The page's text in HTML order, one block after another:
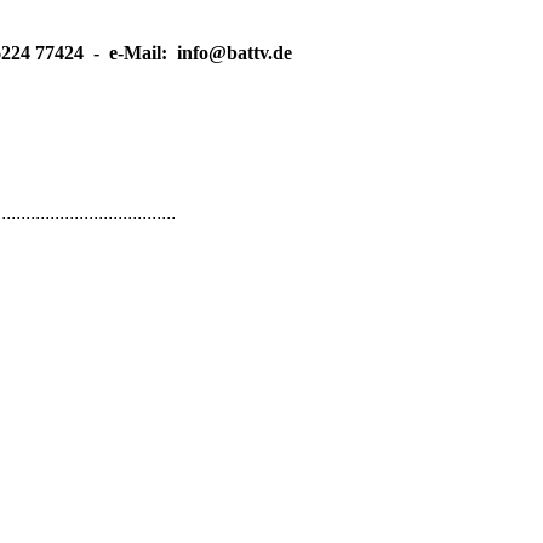
77424 - e-Mail: info@battv.de